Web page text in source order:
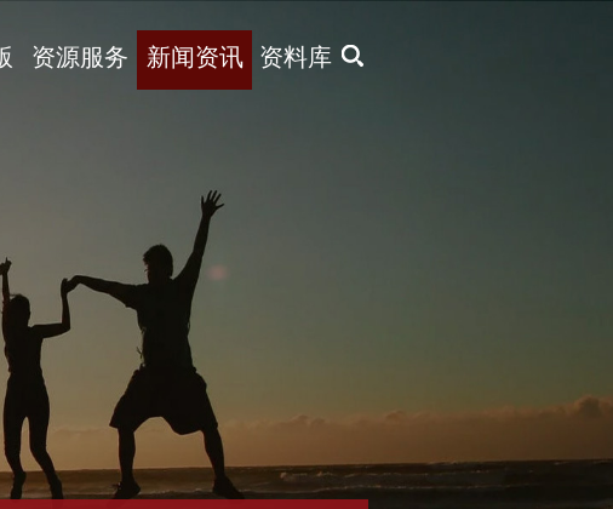
X
资源服务 新闻资讯 资料库